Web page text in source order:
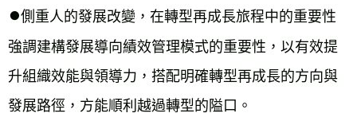
⏺︎側重人的發展改變，在轉型再成長旅程中的重要性
強調建構發展導向績效管理模式的重要性，以有效提
升組織效能與領導力，搭配明確轉型再成長的方向與
發展路徑，方能順利越過轉型的隘口。